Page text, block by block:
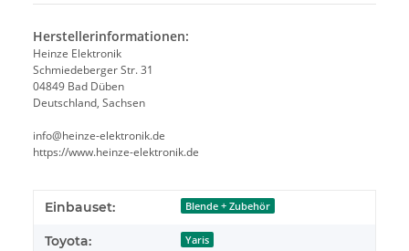
Herstellerinformationen:
Heinze Elektronik
Schmiedeberger Str. 31
04849 Bad Düben
Deutschland, Sachsen
info@heinze-elektronik.de
https://www.heinze-elektronik.de
Einbauset: Blende + Zubehör
Toyota: Yaris